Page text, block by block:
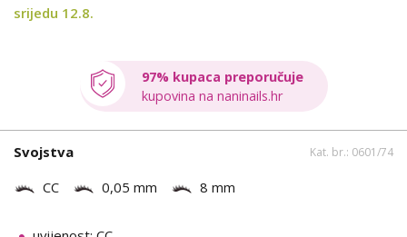
srijedu 12.8.
97% kupaca preporučuje
kupovina na naninails.hr
Svojstva Kat. br.: 0601/74
CC 0,05 mm 8 mm